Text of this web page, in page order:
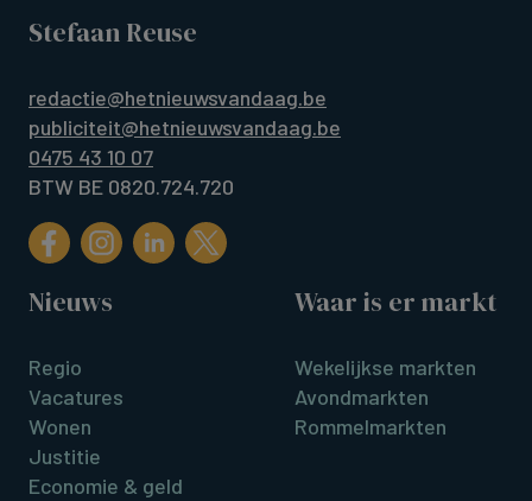
Stefaan Reuse
redactie@hetnieuwsvandaag.be
publiciteit@hetnieuwsvandaag.be
0475 43 10 07
BTW BE 0820.724.720
Nieuws
Regio
Vacatures
Wonen
Justitie
Economie & geld
Waar is er markt
Wekelijkse markten
Avondmarkten
Rommelmarkten